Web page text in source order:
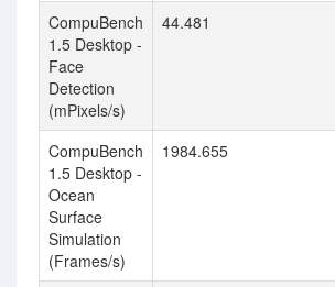
CompuBench
1.5 Desktop -
Face
Detection
(mPixels/s)
44.481
CompuBench
1.5 Desktop -
Ocean
Surface
Simulation
(Frames/s)
1984.655